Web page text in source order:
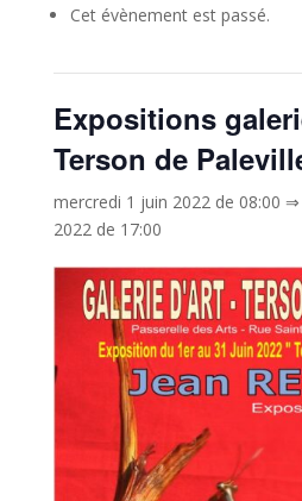
Cet évènement est passé.
Expositions
Terson de
mercredi 1 juin 2022 de 08:00 ⇒
2022 de 17:00